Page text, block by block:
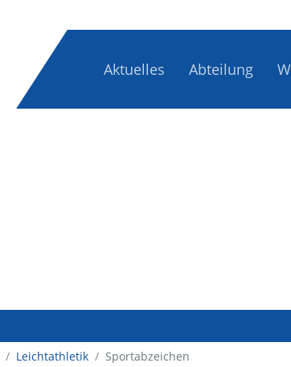
Aktuelles Abteilung
/ Leichtathletik / Sportabzeichen